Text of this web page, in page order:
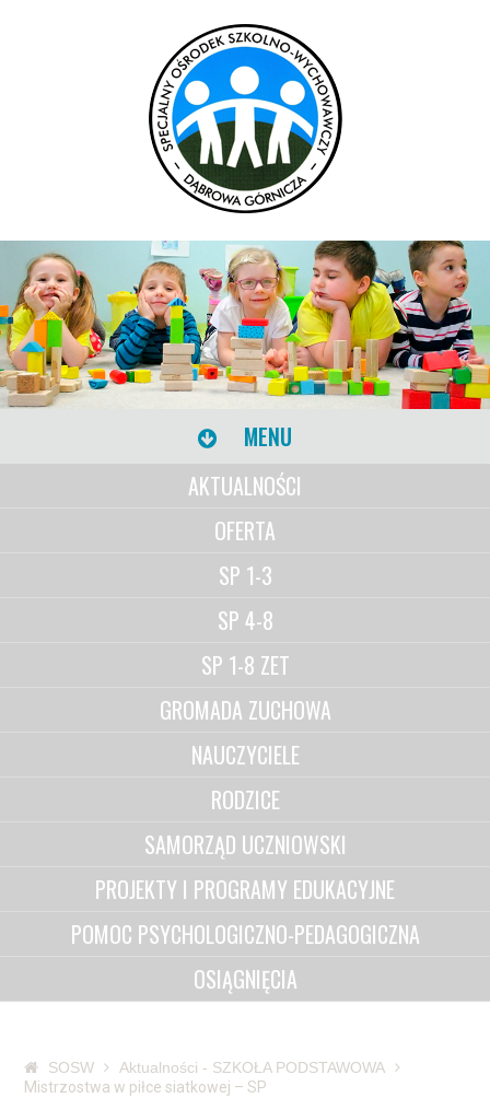
MENU
AKTUALNOŚCI
OFERTA
SP 1-3
SP 4-8
SP 1-8 ZET
GROMADA ZUCHOWA
NAUCZYCIELE
RODZICE
SAMORZĄD UCZNIOWSKI
PROJEKTY I PROGRAMY EDUKACYJNE
POMOC PSYCHOLOGICZNO-PEDAGOGICZNA
OSIĄGNIĘCIA
SOSW
Aktualności - SZKOŁA PODSTAWOWA
Mistrzostwa w piłce siatkowej – SP